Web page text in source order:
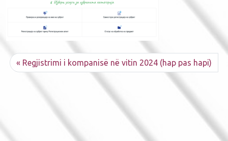
Regjistrimi i kompanisë në vitin 2024 (hap pas hapi)